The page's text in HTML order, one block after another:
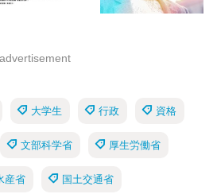
advertisement
大学生 行政 資格
文部科学省 厚生労働省
産省 国土交通省